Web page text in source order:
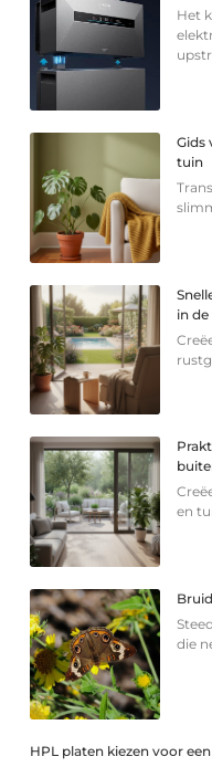
Het
Gids
tuin
in
en
die
HPL platen kiezen voor